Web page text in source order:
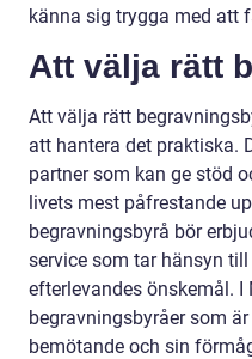
känna sig trygga med att
Att välja rätt
Att välja rätt
att hantera det praktiska.
partner som kan ge stöd
livets mest påfrestande
begravningsbyrå bör
service som tar hänsyn
efterlevandes önskemål.
begravningsbyråer som
bemötande och sin